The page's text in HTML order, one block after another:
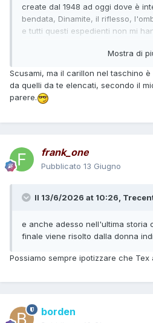
create dal 1948 ad oggi dove è
bendata, Dinamite, il riflesso,
e tutti questi espedienti non mi
Mostra di
Scusami, ma il carillon nel taschino
da quelli da te elencati, secondo il
parere.
frank_one
Pubblicato 13 Giugno
Il 13/6/2026 at 10:26,
e anche adesso nell'ultima storia
finale viene risolto dalla donna
Possiamo sempre ipotizzare che
borden